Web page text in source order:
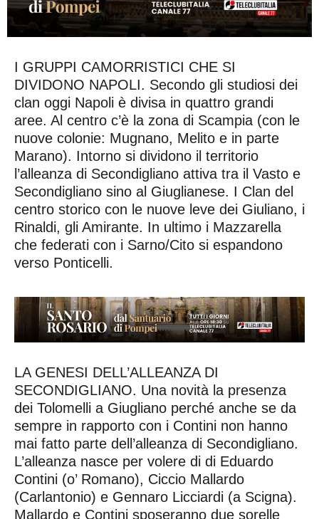
I GRUPPI CAMORRISTICI CHE SI
DIVIDONO NAPOLI. Secondo gli studiosi dei
clan oggi Napoli è divisa in quattro grandi
aree. Al centro c’è la zona di Scampia (con le
nuove colonie: Mugnano, Melito e in parte
Marano). Intorno si dividono il territorio
l’alleanza di Secondigliano attiva tra il Vasto e
Secondigliano sino al Giuglianese. I Clan del
centro storico con le nuove leve dei Giuliano, i
Rinaldi, gli Amirante. In ultimo i Mazzarella
che federati con i Sarno/Cito si espandono
verso Ponticelli.
LA GENESI DELL’ALLEANZA DI
SECONDIGLIANO. Una novità la presenza
dei Tolomelli a Giugliano perché anche se da
sempre in rapporto con i Contini non hanno
mai fatto parte dell’alleanza di Secondigliano.
L’alleanza nasce per volere di di Eduardo
Contini (o’ Romano), Ciccio Mallardo
(Carlantonio) e Gennaro Licciardi (a Scigna).
Mallardo e Contini sposeranno due sorelle